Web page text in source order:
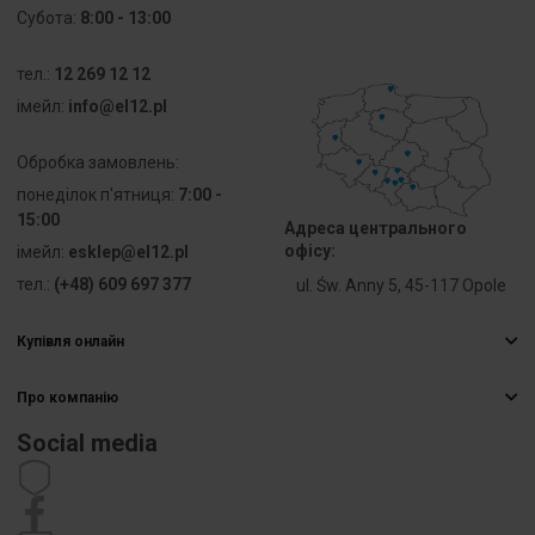
Для
обладнання
Не
входів
Діаметр
обладнання
[мм]
PKWIU
Субота: 8:00 - 13:00
тел.: 12 269 12 12
iмейл: info@el12.pl
Обробка замовлень:
понеділок п'ятниця: 7:00 -
15:00
iмейл: esklep@el12.pl
тел.: (+48) 609 697 377
Адреса центрального
офісу:
ul. Św. Anny 5, 45-117 Opole
Купівля онлайн
Способи доставки
Оплати
Про компанію
Кар’єра
Social media